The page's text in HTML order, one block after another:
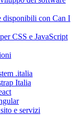
disponibili con Can I
CSS e JavaScript
.italia
Italia
e servizi